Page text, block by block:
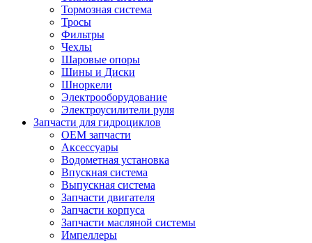
Тормозная система
Тросы
Фильтры
Чехлы
Шаровые опоры
Шины и Диски
Шноркели
Электрооборудование
Электроусилители руля
Запчасти для гидроциклов
OEM запчасти
Аксессуары
Водометная установка
Впускная система
Выпускная система
Запчасти двигателя
Запчасти корпуса
Запчасти масляной системы
Импеллеры